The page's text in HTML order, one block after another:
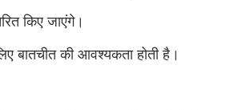
किए जाएंगे।
बातचीत की आवश्यकता होती है।